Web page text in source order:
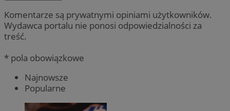
Komentarze są prywatnymi opiniami użytkowników.
Wydawca portalu nie ponosi odpowiedzialności za
treść.
* pola obowiązkowe
Najnowsze
Popularne